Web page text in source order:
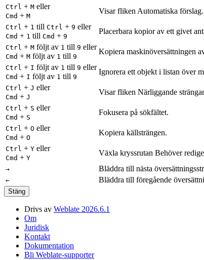
Ctrl + M eller
Cmd + M
Visar fliken Automatiska förslag.
Ctrl + 1 till Ctrl + 9 eller
Cmd + 1 till Cmd + 9
Placerbara kopior av ett givet
Ctrl + M följt av 1 till 9 eller
Cmd + M följt av 1 till 9
Kopiera maskinöversättningen
Ctrl + I följt av 1 till 9 eller
Cmd + I följt av 1 till 9
Ignorera ett objekt i listan över
Ctrl + J eller
Cmd + J
Visar fliken Närliggande
Ctrl + S eller
Cmd + S
Fokusera på sökfältet.
Ctrl + O eller
Cmd + O
Kopiera källsträngen.
Ctrl + Y eller
Cmd + Y
Växla kryssrutan Behöver
→ Bläddra till nästa
← Bläddra till föregående
Stäng
Drivs av Weblate 2026.6.1
Om
Juridisk
Kontakt
Dokumentation
Bli Weblate-supporter